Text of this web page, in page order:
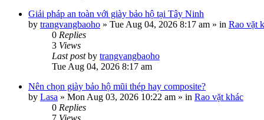
Giải pháp an toàn với giày bảo hộ tại Tây Ninh
by trangvangbaoho » Tue Aug 04, 2026 8:17 am » in Rao vặt
0 Replies
3 Views
Last postby trangvangbaoho
Tue Aug 04, 2026 8:17 am
Nên chọn giày bảo hộ mũi thép hay composite?
by Lasa » Mon Aug 03, 2026 10:22 am » in Rao vặt khác
0 Replies
7 Views